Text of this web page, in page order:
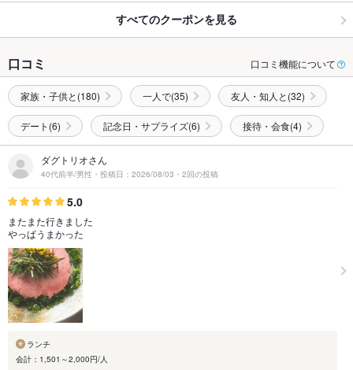
すべてのクーポンを見る
口コミ 口コミ機能について
家族・子供と(180) 一人で(35) 友人・知人と(32)
デート(6) 記念日・サプライズ(6) 接待・会食(4)
ダグトリオさん
40代前半/男性・投稿日：2026/08/03・2回の投稿
5.0
またまた行きました
やっぱうまかった
ランチ
会計：1,501～2,000円/人